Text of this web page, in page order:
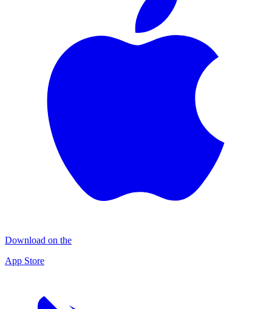
Download on the
App Store